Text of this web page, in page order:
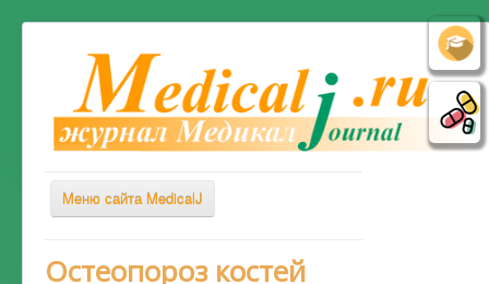
Меню сайта MedicalJ
Весь Медикал
Остеопороз костей